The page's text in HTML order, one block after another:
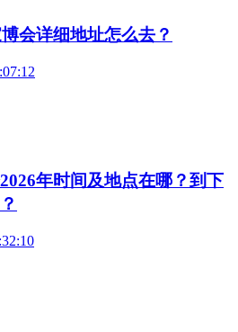
会详细地址怎么去？
年时间及地点在哪？到下